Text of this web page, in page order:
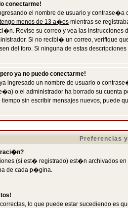
conectarme!
el nombre de usuario y
tengo menos de 13 a�os mientras se
Revise su correo y vea las
Si no recibi� un correo, verifique
del foro. Si ninguna de estas
ya no puedo conectarme!
ingresado un nombre de usuario o
o el administrador ha borrado su
sin escribir mensajes nuevos, puede
Preferencias
(si est� registrado) est�n archivados
de cada p�gina.
lo que puede estar sucediendo es